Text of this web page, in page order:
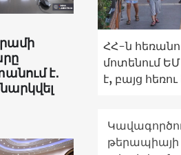
է․
ՀՀ-ն
մոտենում
է, բայց
թերապիայի